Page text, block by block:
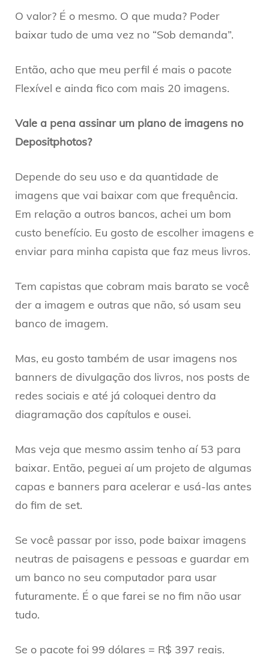
O valor? É o mesmo. O que muda? Poder
baixar tudo de uma vez no “Sob demanda”.
Então, acho que meu perfil é mais o pacote
Flexível e ainda fico com mais 20 imagens.
Vale a pena assinar um plano de imagens no
Depositphotos?
Depende do seu uso e da quantidade de
imagens que vai baixar com que frequência.
Em relação a outros bancos, achei um bom
custo benefício. Eu gosto de escolher imagens e
enviar para minha capista que faz meus livros.
Tem capistas que cobram mais barato se você
der a imagem e outras que não, só usam seu
banco de imagem.
Mas, eu gosto também de usar imagens nos
banners de divulgação dos livros, nos posts de
redes sociais e até já coloquei dentro da
diagramação dos capítulos e ousei.
Mas veja que mesmo assim tenho aí 53 para
baixar. Então, peguei aí um projeto de algumas
capas e banners para acelerar e usá-las antes
do fim de set.
Se você passar por isso, pode baixar imagens
neutras de paisagens e pessoas e guardar em
um banco no seu computador para usar
futuramente. É o que farei se no fim não usar
tudo.
Se o pacote foi 99 dólares = R$ 397 reais.